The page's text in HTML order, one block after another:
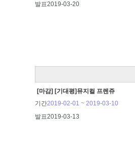
발표2019-03-20
[마감] [기대평]뮤지컬 프렌쥬
기간2019-02-01 ~ 2019-03-10
발표2019-03-13